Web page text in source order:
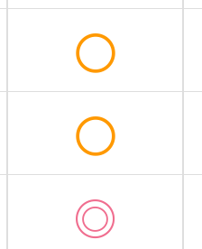
〇
〇
◎